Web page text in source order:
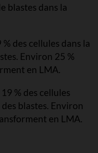
blastes dans la
des cellules dans la
Environ 25 %
en LMA.
% des cellules
blastes. Environ
en LMA.